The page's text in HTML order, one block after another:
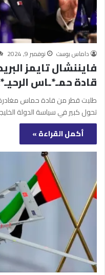
داماس بوست نوفمبر 9, 2024
فايننشال تايمز
قادة حمـ*ـاس
طلبت قطر من قادة حماس
تحول كبير في سياسة الدولة
أكمل القراءة »